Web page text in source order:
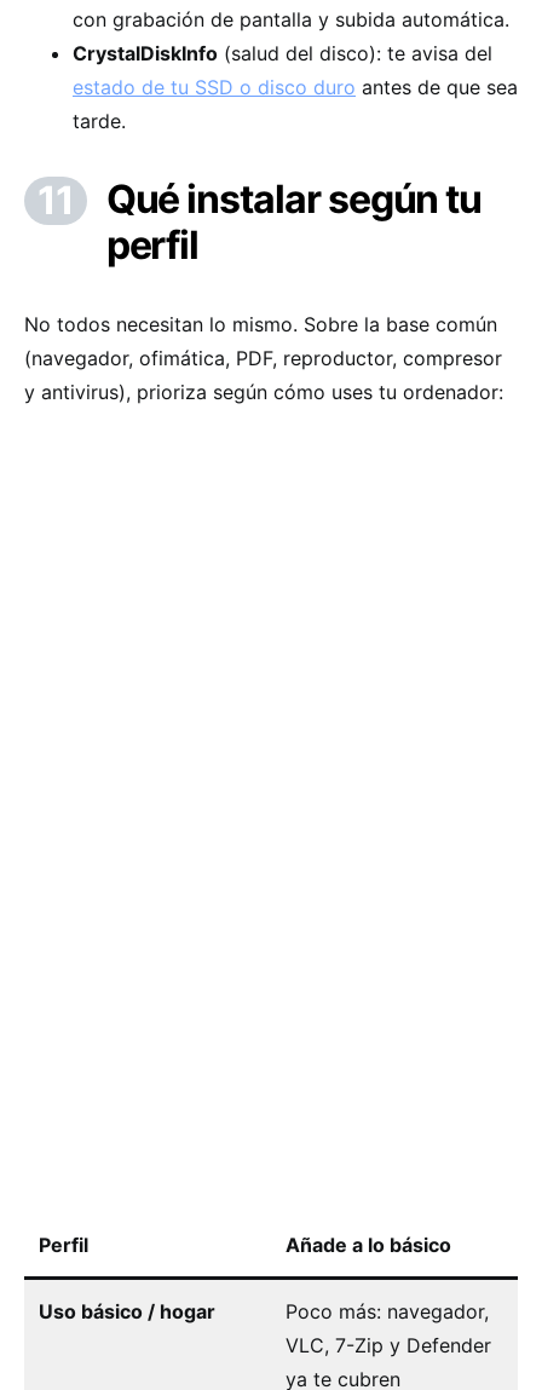
con grabación de pantalla y subida automática.
CrystalDiskInfo (salud del disco): te avisa del
estado de tu SSD o disco duro antes de que sea
tarde.
Qué instalar según tu
perfil
No todos necesitan lo mismo. Sobre la base común
(navegador, ofimática, PDF, reproductor, compresor
y antivirus), prioriza según cómo uses tu ordenador:
Perfil Añade a lo básico
Uso básico / hogar
Poco más: navegador,
VLC, 7-Zip y Defender
ya te cubren